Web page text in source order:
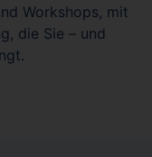
Workshops, mit
die Sie – und